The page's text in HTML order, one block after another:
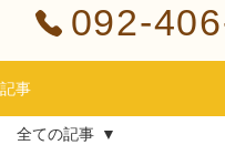
092-
記事
全ての記事